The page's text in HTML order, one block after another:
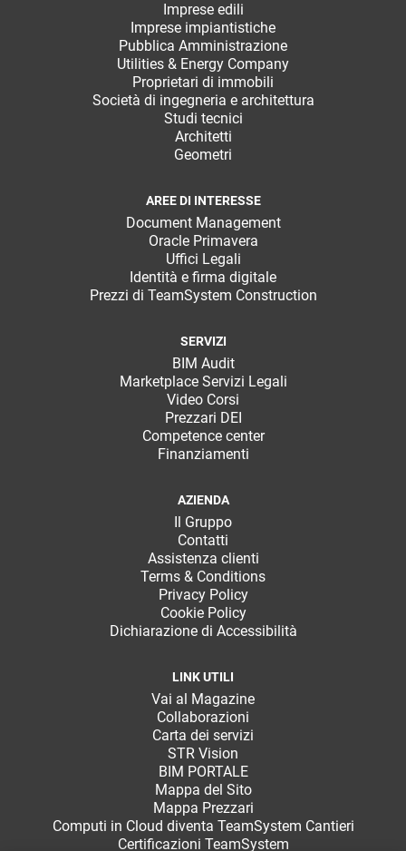
Imprese edili
Imprese impiantistiche
Pubblica Amministrazione
Utilities & Energy Company
Proprietari di immobili
Società di ingegneria e architettura
Studi tecnici
Architetti
Geometri
AREE DI INTERESSE
Document Management
Oracle Primavera
Uffici Legali
Identità e firma digitale
Prezzi di TeamSystem Construction
SERVIZI
BIM Audit
Marketplace Servizi Legali
Video Corsi
Prezzari DEI
Competence center
Finanziamenti
AZIENDA
Il Gruppo
Contatti
Assistenza clienti
Terms & Conditions
Privacy Policy
Cookie Policy
Dichiarazione di Accessibilità
LINK UTILI
Vai al Magazine
Collaborazioni
Carta dei servizi
STR Vision
BIM PORTALE
Mappa del Sito
Mappa Prezzari
Computi in Cloud diventa TeamSystem Cantieri
Certificazioni TeamSystem